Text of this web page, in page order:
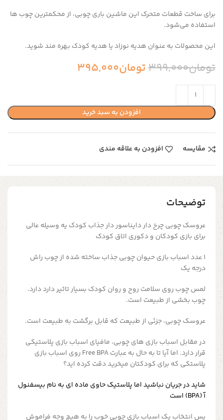
برای ساخت قطعات متحرک این ماشین باری چوبی، از محکمترین چوب ها
استفاده می‌شود.
این محصولات به عنوان هدیه نوزاد یا هدیه کودک بهره مند شوید.
تومان399,000تومان395,000
افزودن به سبد خرید
مقایسه افزودن به علاقه مندی
توضیحات
عروسک چوبی چرخ دار دایناسور دار جذاب کودک یه وسیله عالی
برای بازی کودکان و دکوری اتاق کودک
۱ عدد اسباب بازی حیوان چوبی جذاب ساخته شده از چوب راش
درجه یک
لمس چوب روی سلامت روح و روان کودک بسیار تاثیر دارد دارد.
چوب بخشی از طبیعت است.
عروسک چوبی، جزئی از طبیعت که قابل برگشت به طبیعت است.
در مقابل اسباب بازی های چوبی، مافیای اسباب بازی پلاستیکی
قرار دارد. اما آیا تا به حال به عبارت Free BPA روی اسباب بازی
پلاستکی که برای کودکتان میخرید دقت کرده اید؟
شاید در جریان نباشید اما پلاستیک حاوی ماده ای به نام بیسفنول
آ (BPA) است
پس انتخاب یک اسباب بازی چوبی خوب را به هیچ وجه فراموش